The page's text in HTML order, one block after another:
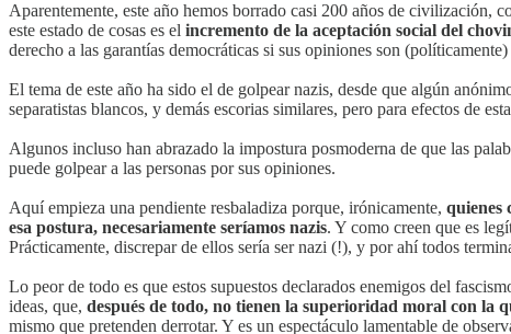
Aparentemente, este año hemos borrado casi 200 años de civilización,
este estado de cosas es el incremento de la aceptación social del
derecho a las garantías democráticas si sus opiniones son (políticamente)
El tema de este año ha sido el de golpear nazis, desde que algún
separatistas blancos, y demás escorias similares, pero para efectos de
Algunos incluso han abrazado la impostura posmoderna de que las
puede golpear a las personas por sus opiniones.
Aquí empieza una pendiente resbaladiza porque, irónicamente, quienes
esa postura, necesariamente seríamos nazis. Y como creen que es
Prácticamente, discrepar de ellos sería ser nazi (!), y por ahí todos
Lo peor de todo es que estos supuestos declarados enemigos del
ideas, que, después de todo, no tienen la superioridad moral con la
mismo que pretenden derrotar. Y es un espectáculo lamentable de